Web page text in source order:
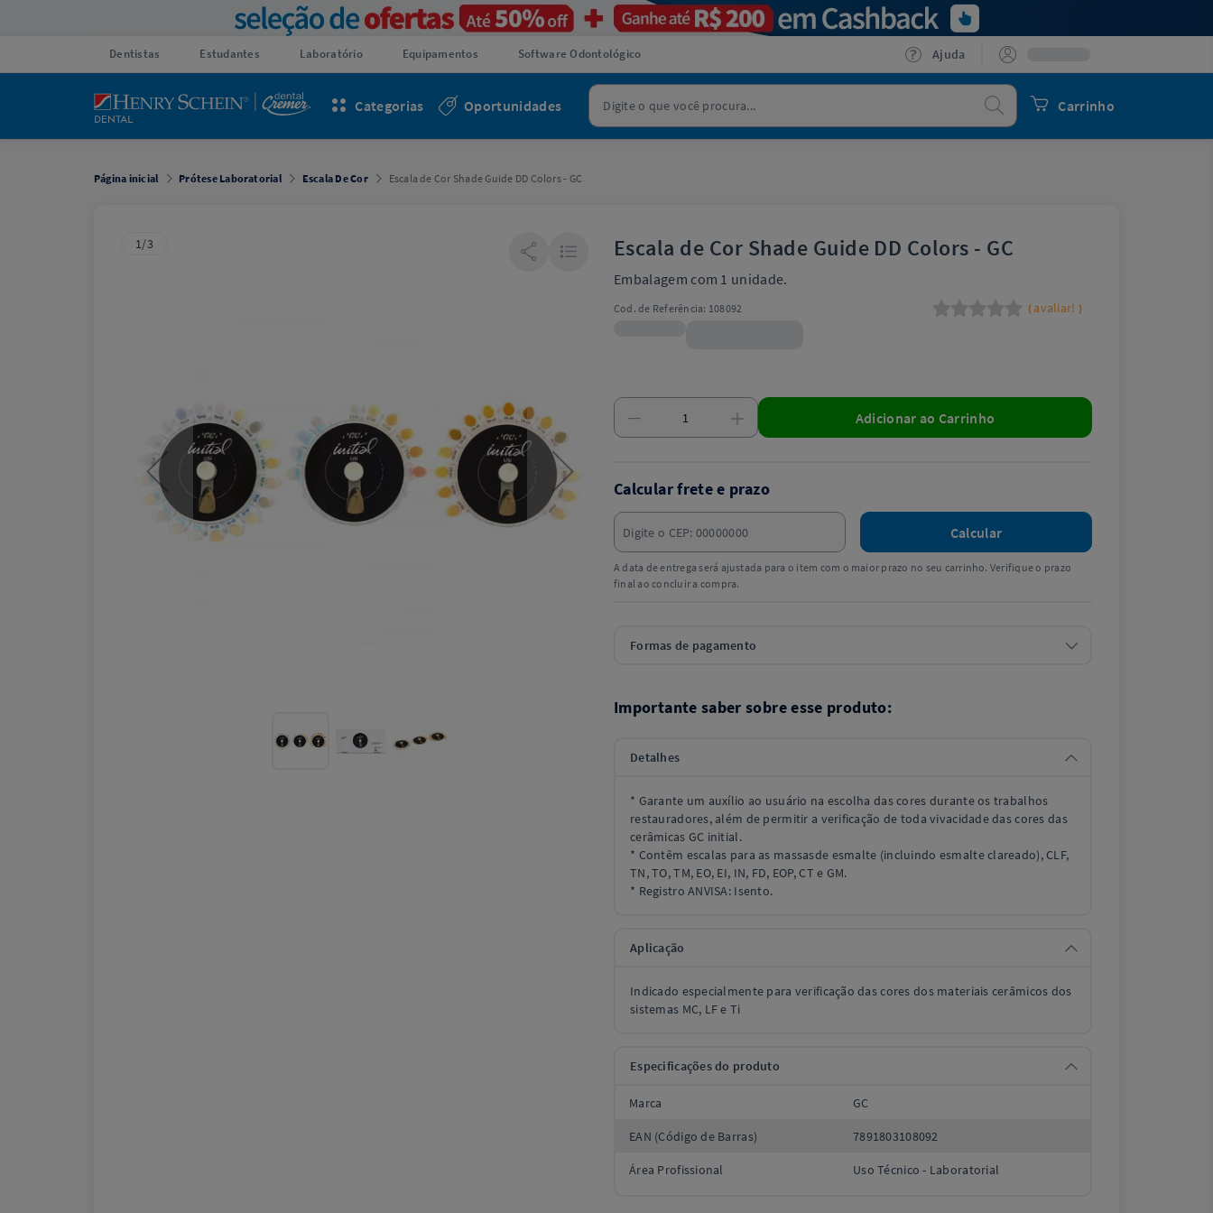
Dentistas Estudantes Laboratório Equipamentos Software Odontológico Ajuda
Carrinho
Procurar
Oportunidades
Categorias
Página inicial Prótese Laboratorial Escala De Cor Escala de Cor Shade Guide DD Colors - GC
1/3 Escala de Cor Shade Guide DD Colors - GC
Embalagem com 1 unidade.
Cod. de Referência: 108092 ( avaliar! )
Adicionar ao Carrinho
Calcular frete e prazo
Calcular
A data de entrega será ajustada para o item com o maior prazo no seu carrinho. Verifique o prazo
final ao concluir a compra.
Formas de pagamento
Importante saber sobre esse produto:
Detalhes
* Garante um auxílio ao usuário na escolha das cores durante os trabalhos
restauradores, além de permitir a verificação de toda vivacidade das cores das
cerâmicas GC initial.
* Contêm escalas para as massasde esmalte (incluindo esmalte clareado), CLF,
TN, TO, TM, EO, EI, IN, FD, EOP, CT e GM.
* Registro ANVISA: Isento.
Aplicação
Indicado especialmente para verificação das cores dos materiais cerâmicos dos
sistemas MC, LF e Ti
Especificações do produto
Marca GC
EAN (Código de Barras) 7891803108092
Área Profissional Uso Técnico - Laboratorial